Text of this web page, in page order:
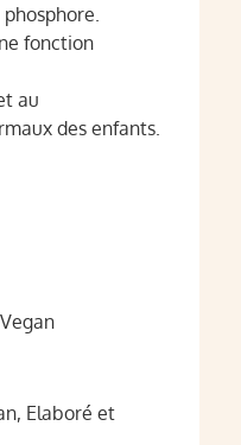
fonction
au
des enfants.
Elaboré et